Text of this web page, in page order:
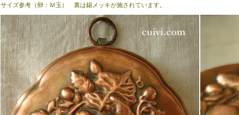
サイズ参考（卵：Ｍ玉） 裏は錫メッキが施されています。